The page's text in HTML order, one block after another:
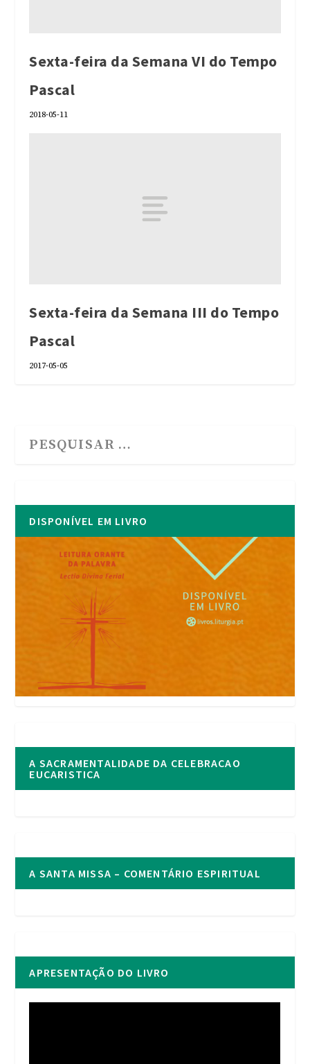
Sexta-feira da Semana VI do Tempo
Pascal
2018-05-11
Sexta-feira da Semana III do Tempo
Pascal
2017-05-05
DISPONÍVEL EM LIVRO
A SACRAMENTALIDADE DA CELEBRACAO
EUCARISTICA
A SANTA MISSA – COMENTÁRIO ESPIRITUAL
APRESENTAÇÃO DO LIVRO